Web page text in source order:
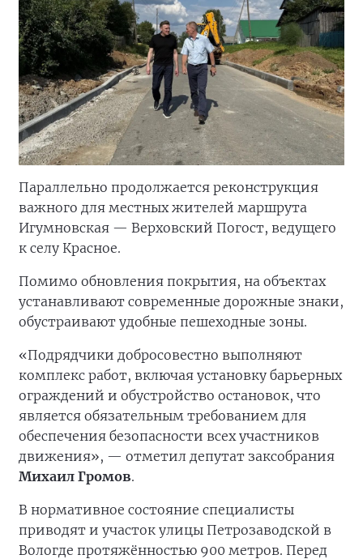
Параллельно продолжается реконструкция
важного для местных жителей маршрута
Игумновская — Верховский Погост, ведущего
к селу Красное.
Помимо обновления покрытия, на объектах
устанавливают современные дорожные знаки,
обустраивают удобные пешеходные зоны.
«Подрядчики добросовестно выполняют
комплекс работ, включая установку барьерных
ограждений и обустройство остановок, что
является обязательным требованием для
обеспечения безопасности всех участников
движения», — отметил депутат заксобрания
Михаил Громов.
В нормативное состояние специалисты
приводят и участок улицы Петрозаводской в
Вологде протяжённостью 900 метров. Перед